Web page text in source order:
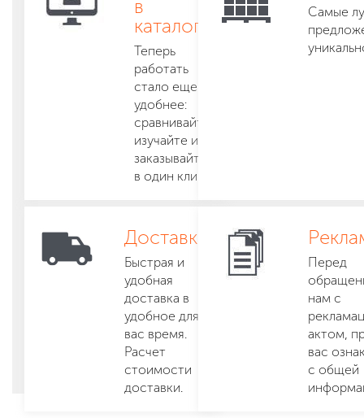
в
каталог
Теперь
работать
стало еще
удобнее:
сравнивайте,
изучайте и
заказывайте
в один клик.
Самые
Доставка
Быстрая и
удобная
доставка в
удобное для
вас время.
Расчет
стоимости
доставки.
Перед
нам с
актом,
вас
с общей